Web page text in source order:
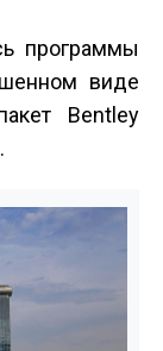
программы
виде
Bentley